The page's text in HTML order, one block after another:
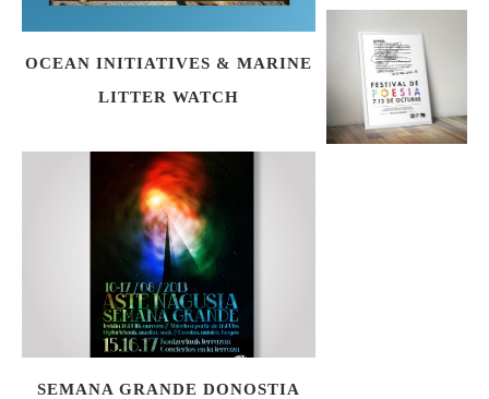
OCEAN INITIATIVES & MARINE
LITTER WATCH
SEMANA GRANDE DONOSTIA